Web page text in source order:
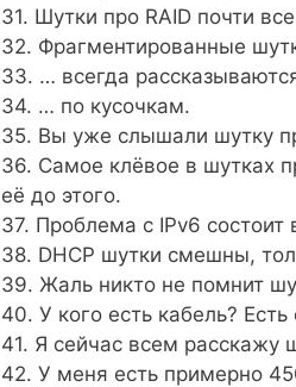
31. Шутки про RAID почти
32. Фрагментированные
33. … всегда
34. … по кусочкам.
35. Вы уже слышали шутку
36. Самое клёвое в шутках
её до этого.
37. Проблема с IPv6 состоит
38. DHCP шутки смешны,
39. Жаль никто не помнит
40. У кого есть кабель?
41. Я сейчас всем расскажу
42. У меня есть примерно